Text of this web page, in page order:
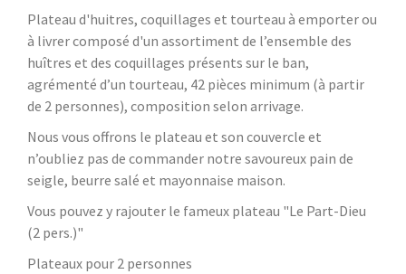
Plateau d'huitres, coquillages et tourteau à emporter ou
à livrer composé d'un assortiment de l’ensemble des
huîtres et des coquillages présents sur le ban,
agrémenté d’un tourteau, 42 pièces minimum (à partir
de 2 personnes), composition selon arrivage.
Nous vous offrons le plateau et son couvercle et
n’oubliez pas de commander notre savoureux pain de
seigle, beurre salé et mayonnaise maison.
Vous pouvez y rajouter le fameux plateau "Le Part-Dieu
(2 pers.)"
Plateaux pour 2 personnes